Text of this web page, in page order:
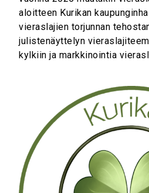
aloitteen Kurikan
vieraslajien torjunnan
julistenäyttelyn
kylkiin ja markkinointia